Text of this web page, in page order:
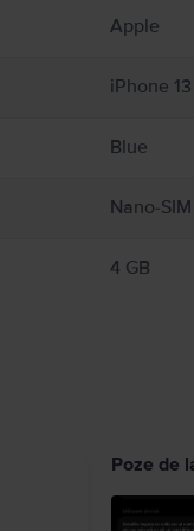
și plastic și include
distrage atenția și
Apple
iPhone
Blue
Nano-
4 GB
Poze de